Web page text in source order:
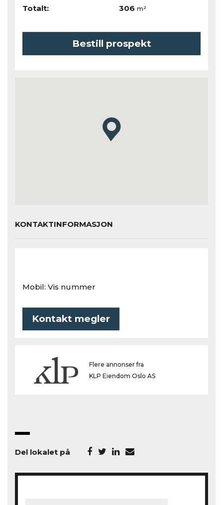
Totalt: 306 m²
Bestill prospekt
KONTAKTINFORMASJON
Mobil: Vis nummer
Kontakt megler
Flere annonser fra
KLP Eiendom Oslo AS
Del lokalet på